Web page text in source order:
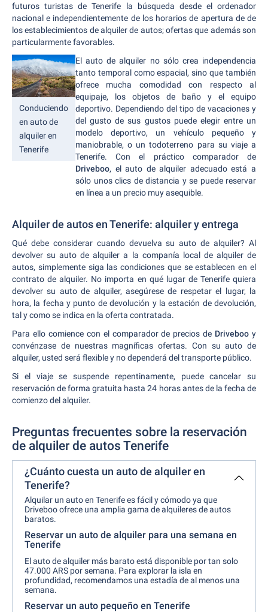
futuros turistas de Tenerife la búsqueda desde el ordenador
nacional e independientemente de los horarios de apertura de de
los establecimientos de alquiler de autos; ofertas que además son
particularmente favorables.
Conduciendo
en auto de
alquiler en
Tenerife
El auto de alquiler no sólo crea independencia
tanto temporal como espacial, sino que también
ofrece mucha comodidad con respecto al
equipaje, los objetos de baño y el equipo
deportivo. Dependiendo del tipo de vacaciones y
del gusto de sus gustos puede elegir entre un
modelo deportivo, un vehículo pequeño y
maniobrable, o un todoterreno para su viaje a
Tenerife. Con el práctico comparador de
Driveboo, el auto de alquiler adecuado está a
sólo unos clics de distancia y se puede reservar
en línea a un precio muy asequible.
Alquiler de autos en Tenerife: alquiler y entrega
Qué debe considerar cuando devuelva su auto de alquiler? Al
devolver su auto de alquiler a la companía local de alquiler de
autos, simplemente siga las condiciones que se establecen en el
contrato de alquiler. No importa en qué lugar de Tenerife quiera
devolver su auto de alquiler, asegúrese de respetar el lugar, la
hora, la fecha y punto de devolución y la estación de devolución,
tal y como se indica en la oferta contratada.
Para ello comience con el comparador de precios de Driveboo y
convénzase de nuestras magníficas ofertas. Con su auto de
alquiler, usted será flexible y no dependerá del transporte público.
Si el viaje se suspende repentinamente, puede cancelar su
reservación de forma gratuita hasta 24 horas antes de la fecha de
comienzo del alquiler.
Preguntas frecuentes sobre la reservación
de alquiler de autos Tenerife
¿Cuánto cuesta un auto de alquiler en
Tenerife?
Alquilar un auto en Tenerife es fácil y cómodo ya que
Driveboo ofrece una amplia gama de alquileres de autos
baratos.
Reservar un auto de alquiler para una semana en
Tenerife
El auto de alquiler más barato está disponible por tan solo
47.000 ARS por semana. Para explorar la isla en
profundidad, recomendamos una estadía de al menos una
semana.
Reservar un auto pequeño en Tenerife